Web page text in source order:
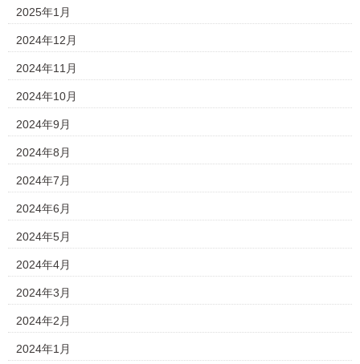
2025年1月
2024年12月
2024年11月
2024年10月
2024年9月
2024年8月
2024年7月
2024年6月
2024年5月
2024年4月
2024年3月
2024年2月
2024年1月